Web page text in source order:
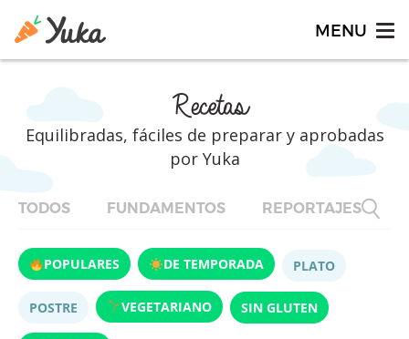
Recetas
Equilibradas, fáciles de preparar y aprobadas
por Yuka
TODOS FUNDAMENTOS REPORTAJES
POPULARES DE TEMPORADA PLATO
POSTRE VEGETARIANO SIN GLUTEN